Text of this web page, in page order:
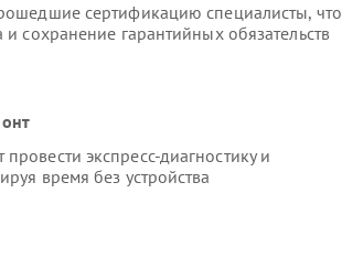
сертификацию специалисты, что
сохранение гарантийных обязательств
экспресс-диагностику и
время без устройства